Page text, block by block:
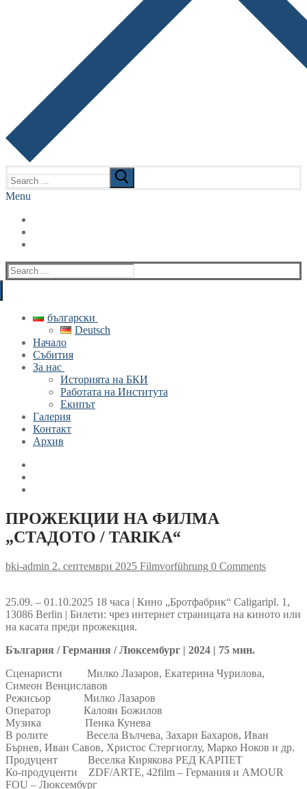
for:
Menu
Search
for:
български
Deutsch
Начало
Събития
За нас
Историята на БКИ
Работата на Института
Екипът
Галерия
Контакт
Архив
ПРОЖЕКЦИИ НА ФИЛМА
„СТАДОТО / TARIKA“
bki-admin 2. септември 2025 Filmvorführung 0 Comments
25.09. – 01.10.2025 18 часа | Кино „Бротфабрик“ Caligaripl. 1,
13086 Berlin | Билети: чрез интернет страницата на киното или
на касата преди прожекция.
България / Германия / Люксембург | 2024 | 75 мин.
Сценаристи Милко Лазаров, Екатерина Чурилова,
Симеон Венциславов
Режисьор Милко Лазаров
Оператор Калоян Божилов
Музика Пенка Кунева
В ролите Весела Вълчева, Захари Бахаров, Иван
Бърнев, Иван Савов, Христос Стергиоглу, Марко Ноков и др.
Продуцент Веселка Кирякова РЕД КАРПЕТ
Ко-продуценти ZDF/ARTE, 42film – Германия и AMOUR
FOU – Люксембург